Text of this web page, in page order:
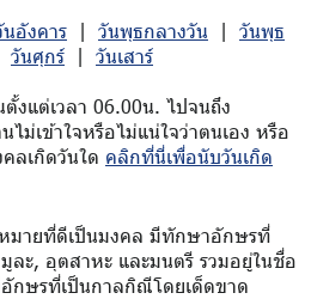
นอังคาร | วันพุธกลางวัน | วันพุธ
วันศุกร์ | วันเสาร์
งแต่เวลา 06.00น. ไปจนถึง
ม่เข้าใจหรือไม่แน่ใจว่าตนเอง หรือ
ลเกิดวันใด คลิกที่นี่เพื่อนับวันเกิด
มายที่ดีเป็นมงคล มีทักษาอักษรที่
ละ, อุตสาหะ และมนตรี รวมอยู่ในชื่อ
กษรที่เป็นกาลกิณีโดยเด็ดขาด